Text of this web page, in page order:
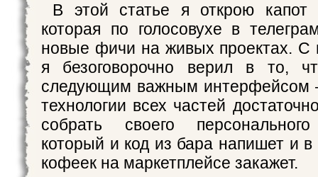
В этой статье я открою капот
которая по голосовухе в
новые фичи на живых проектах. С
я безоговорочно верил в то,
следующим важным интерфейсом
технологии всех частей
собрать своего
который и код из бара напишет и
кофеек на маркетплейсе закажет.